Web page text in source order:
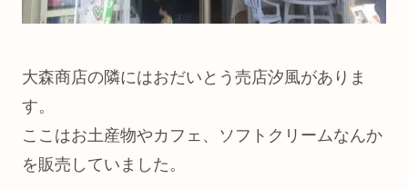
大森商店の隣にはおだいとう売店汐風がありま
す。
ここはお土産物やカフェ、ソフトクリームなんか
を販売していました。